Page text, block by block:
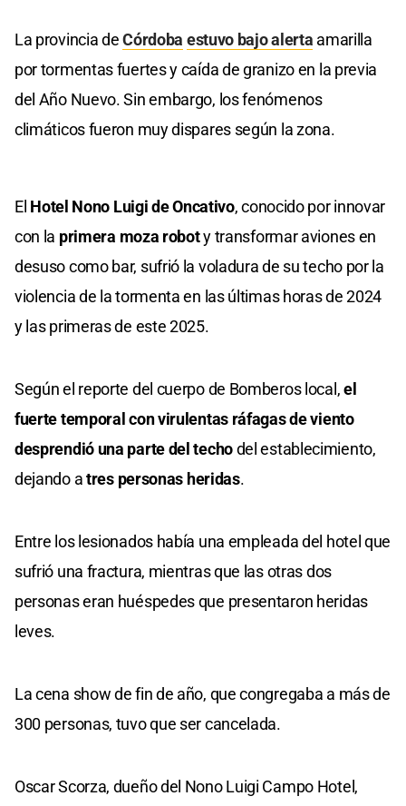
La provincia deCórdoba estuvo bajo alerta amarilla
por tormentas fuertes y caída de granizo en la previa
del Año Nuevo. Sin embargo, los fenómenos
climáticos fueron muy dispares según la zona.
El Hotel Nono Luigi de Oncativo, conocido por innovar
con la primera moza roboty transformar aviones en
desuso como bar, sufrió la voladura de su techo por la
violencia de la tormenta en las últimas horas de 2024
y las primeras de este 2025.
Según el reporte del cuerpo de Bomberos local,el
fuerte temporal con virulentas ráfagas de viento
desprendió una parte del techodel establecimiento,
dejando atres personas heridas.
Entre los lesionados había una empleada del hotel que
sufrió una fractura, mientras que las otras dos
personas eran huéspedes que presentaron heridas
leves.
La cena show de fin de año, que congregaba a más de
300 personas, tuvo que ser cancelada.
Oscar Scorza, dueño del Nono Luigi Campo Hotel,